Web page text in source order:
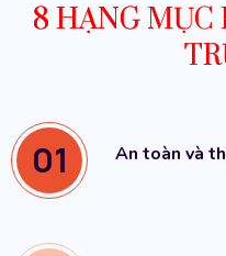
8 HẠNG
01 An toàn và